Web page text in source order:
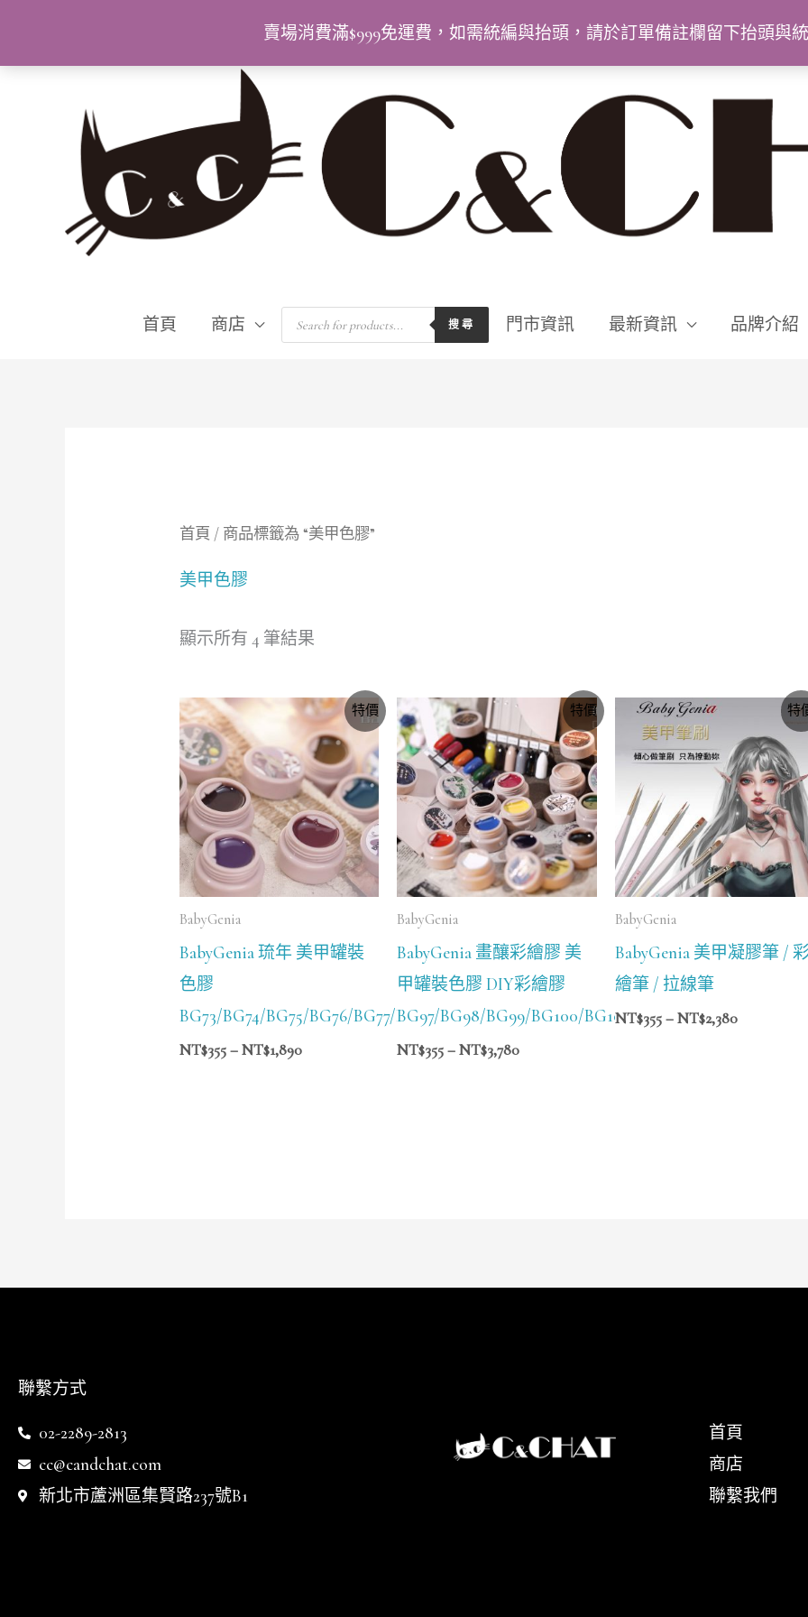
賣場消費滿$999免運費，如需統編與抬頭，請於訂單備註欄留下抬頭與
首頁 商店
Products
search
搜尋 門市資訊 最新資訊 品牌介紹
首頁 / 商品標籤為 “美甲色膠”
美甲色膠
顯示所有 4 筆結果
特價
BabyGenia
BabyGenia 琉年 美甲罐裝
色膠
BG73/BG74/BG75/BG76/BG77/BG78
NT$355 – NT$1,890
價
格
範
圍：
NT$355
到
NT$1,890
特價
BabyGenia
BabyGenia 畫釀彩繪膠 美
甲罐裝色膠 DIY彩繪膠
BG97/BG98/BG99/BG100/BG101/BG102/BG103/BG104/
NT$355 – NT$3,780
格
範
圍：
NT$355
到
NT$3,780
特
BabyGenia
BabyGenia 美甲凝膠筆 /
繪筆 / 拉線筆
NT$355–NT$2,380
範
圍：
NT$355
到
NT$2,380
聯繫方式
02-2289-2813
cc@candchat.com
新北市蘆洲區集賢路237號B1
首頁
商店
聯繫我們